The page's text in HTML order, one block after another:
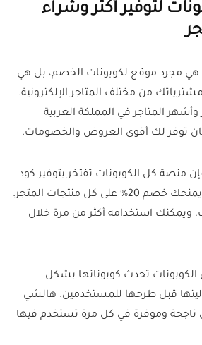
لتوفير أكثر وشراء
هي مجرد موقع لكوبونات الخصم، بل هي
من مختلف المتاجر الإلكترونية.
المتاجر في المملكة العربية
توفر لك أقوى العروض والخصومات.
منصة كل الكوبونات تفتخر بتوفير كود
خصم حصري (A5) اللي يمنحك خصم 20% على كل منتجات المتجر.
استخدامه أكثر من مرة خلال
تحدث كوبوناتها بشكل
قبل طرحها للمستخدمين. هالشي
وموفرة في كل مرة تستخدم فيها